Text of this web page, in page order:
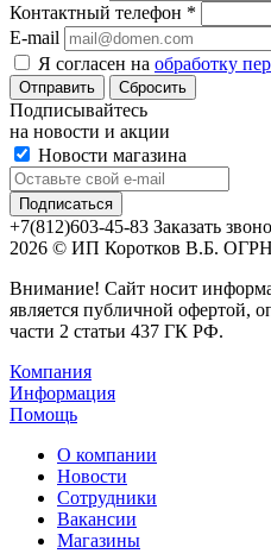
Контактный телефон *
E-mail
Я согласен на обработку
Сбросить
Подписывайтесь
на новости и акции
Новости магазина
+7(812)603-45-83 Заказать
2026 © ИП Коротков В.Б.
Внимание! Сайт носит
является публичной офертой,
части 2 статьи 437 ГК РФ.
Компания
Информация
Помощь
О компании
Новости
Сотрудники
Вакансии
Магазины